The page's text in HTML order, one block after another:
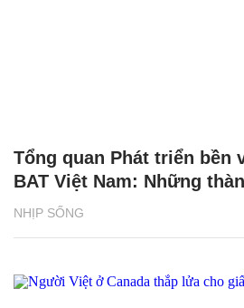
NHỊP SỐNG
Tổng quan Phát triển bền
BAT Việt Nam: Những